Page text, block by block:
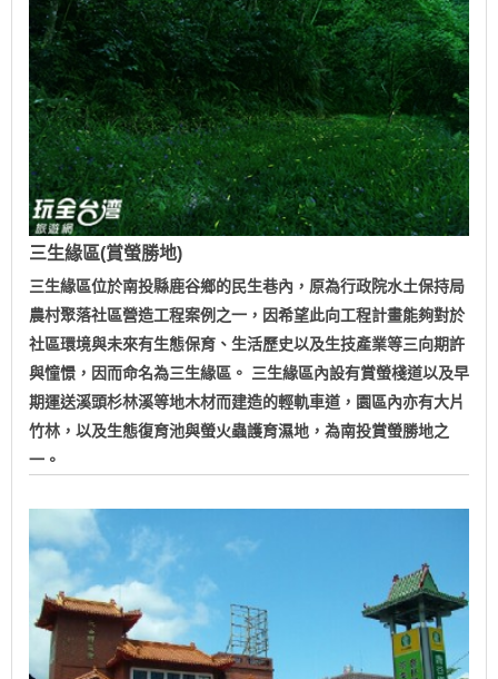
三生緣區(賞螢勝地)
三生緣區位於南投縣鹿谷鄉的民生巷內，原為行政院水土保持局
農村聚落社區營造工程案例之一，因希望此向工程計畫能夠對於
社區環境與未來有生態保育、生活歷史以及生技產業等三向期許
與憧憬，因而命名為三生緣區。 三生緣區內設有賞螢棧道以及早
期運送溪頭杉林溪等地木材而建造的輕軌車道，園區內亦有大片
竹林，以及生態復育池與螢火蟲護育濕地，為南投賞螢勝地之
一。